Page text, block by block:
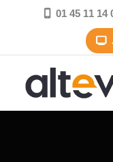
 01 45 11 14
